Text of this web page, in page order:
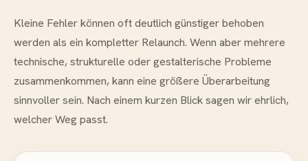
Kleine Fehler können oft deutlich günstiger behoben
werden als ein kompletter Relaunch. Wenn aber mehrere
technische, strukturelle oder gestalterische Probleme
zusammenkommen, kann eine größere Überarbeitung
sinnvoller sein. Nach einem kurzen Blick sagen wir ehrlich,
welcher Weg passt.